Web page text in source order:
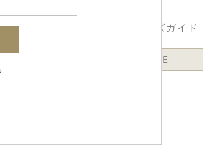
サイズガイド
ONE SIZE